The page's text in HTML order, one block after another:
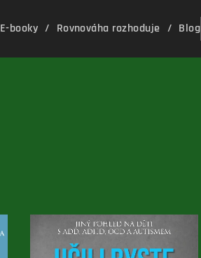
E-booky Rovnováha rozhoduje Blog